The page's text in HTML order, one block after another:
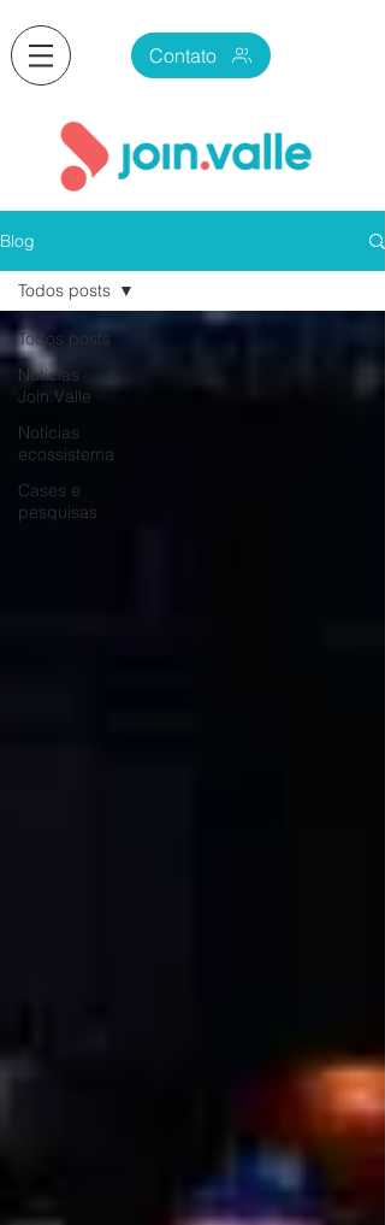
Contato
Blog
Todos posts
Notícias
Join.Valle
Notícias
ecossistema
Cases e
pesquisas
Todos posts